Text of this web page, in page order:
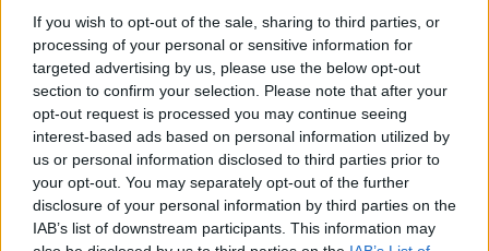
If you wish to opt-out of the sale, sharing to third parties, or
processing of your personal or sensitive information for
targeted advertising by us, please use the below opt-out
section to confirm your selection. Please note that after your
opt-out request is processed you may continue seeing
interest-based ads based on personal information utilized by
us or personal information disclosed to third parties prior to
your opt-out. You may separately opt-out of the further
disclosure of your personal information by third parties on the
IAB’s list of downstream participants. This information may
Jön még kép!